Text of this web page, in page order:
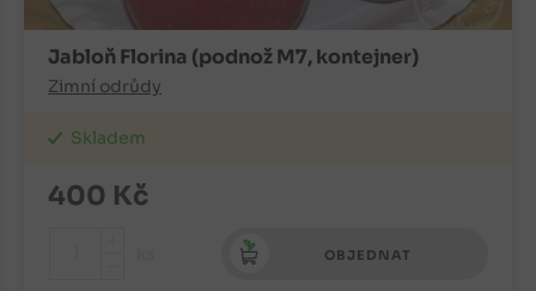
Jabloň Florina (podnož M7, kontejner)
Zimní odrůdy
Skladem
400 Kč
OBJEDNAT